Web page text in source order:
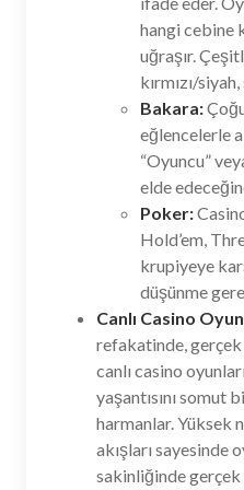
hangi cebine
uğraşır.
kırmızı/
Bakara:
eğlencelerle
“Oyuncu”
elde
Poker:
Hold’em,
krupiyeye
düşünme
Canlı Casino
refakatinde, gerçek
canlı casino
yaşantısını somut
harmanlar. Yüksek
akışları sayesinde
sakinliğinde